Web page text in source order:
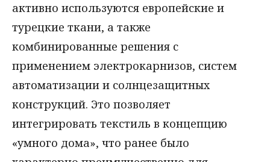
активно используются европейские и
турецкие ткани, а также
комбинированные решения с
применением электрокарнизов, систем
автоматизации и солнцезащитных
конструкций. Это позволяет
интегрировать текстиль в концепцию
«умного дома», что ранее было